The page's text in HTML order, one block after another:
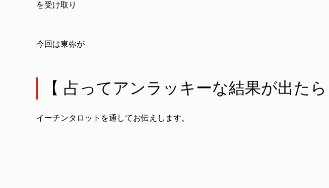
を受け取り
今回は東弥が
【 占ってアンラッキーな結果が出たら
イーチンタロットを通してお伝えします。